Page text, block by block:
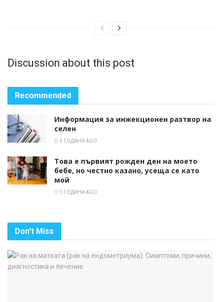
Discussion about this post
Recommended
Информация за инжекционен разтвор на
селен
4 ГОДИНИ AGO
Това е първият рожден ден на моето
бебе, но честно казано, усеща се като
мой
5 ГОДИНИ AGO
Don't Miss